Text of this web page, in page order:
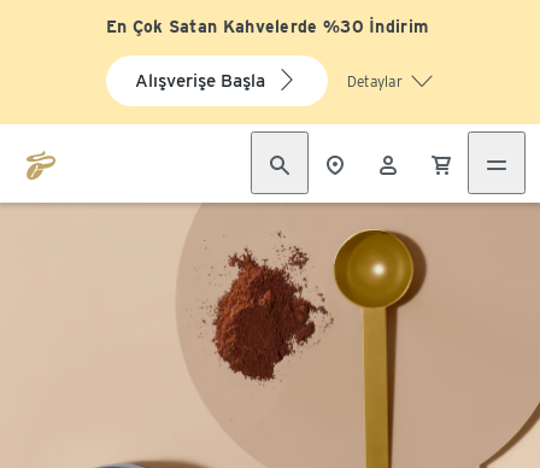
En Çok Satan Kahvelerde %30 İndirim
Alışverişe Başla Detaylar